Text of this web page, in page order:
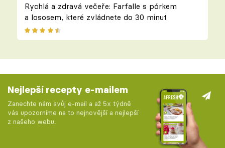
Rychlá a zdravá večeře: Farfalle s pórkem
a lososem, které zvládnete do 30 minut
Nejlepší recepty e-mailem
Zanechte nám svůj e-mail a až 5x týdně
vás upozorníme na to nejnovější a nejlepší
z našeho webu.